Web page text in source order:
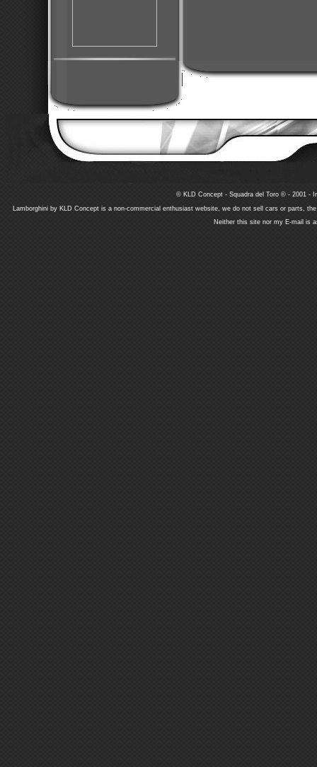
© KLD Concept - Squadra del Toro © - 2001 -
Lamborghini by KLD Concept is a non-commercial enthusiast website, we do not sell cars or parts,
Neither this site nor my E-mail is